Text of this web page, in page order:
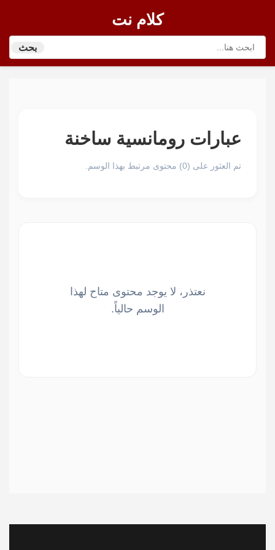
كلام نت
بحث
عبارات رومانسية ساخنة
تم العثور على (0) محتوى مرتبط بهذا الوسم.
نعتذر، لا يوجد محتوى متاح لهذا
الوسم حالياً.